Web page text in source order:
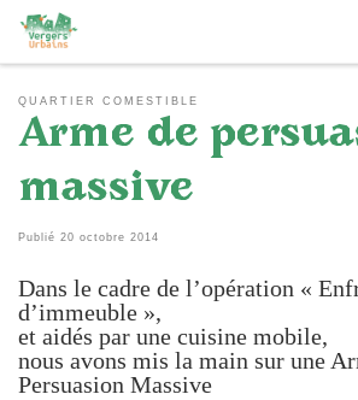
Passer au contenu
QUARTIER COMESTIBLE
Arme de
massive
Publié 20 octobre 2014
Dans le cadre de l’opération «
d’immeuble »,
et aidés par une cuisine mobile,
nous avons mis la main sur une
Persuasion Massive